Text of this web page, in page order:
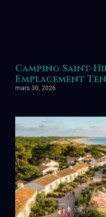
Camping Saint-
Emplacement
mars 30, 2026